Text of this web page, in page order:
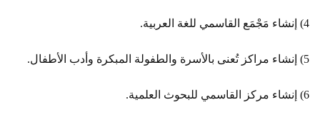
4) إنشاء مَجْمَع القاسمي للغة العربية.
5) إنشاء مراكز تُعنى بالأسرة والطفولة المبكرة وأدب الأطفال.
6) إنشاء مركز القاسمي للبحوث العلمية.